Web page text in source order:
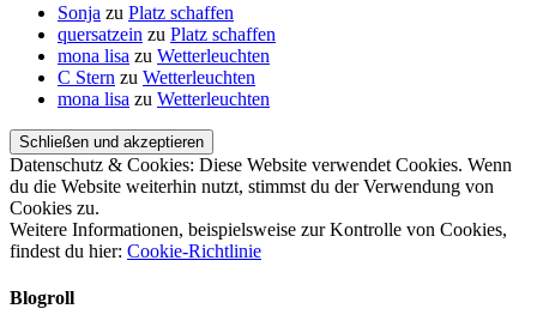
Sonja zu Platz schaffen
quersatzein zu Platz schaffen
mona lisa zu Wetterleuchten
C Stern zu Wetterleuchten
mona lisa zu Wetterleuchten
Datenschutz & Cookies: Diese Website verwendet Cookies. Wenn
du die Website weiterhin nutzt, stimmst du der Verwendung von
Cookies zu.
Weitere Informationen, beispielsweise zur Kontrolle von Cookies,
findest du hier: Cookie-Richtlinie
Blogroll